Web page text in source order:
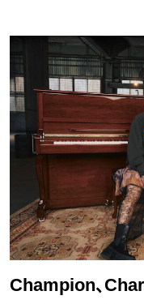
Champion、